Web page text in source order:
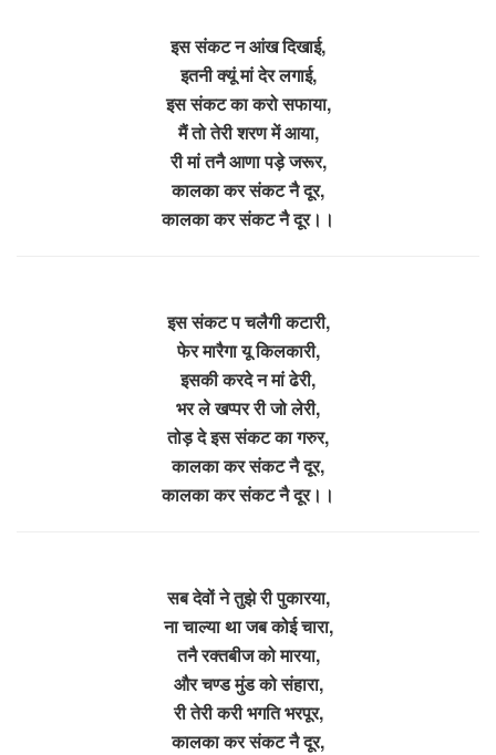
इस संकट न आंख दिखाई,
इतनी क्यूं मां देर लगाई,
इस संकट का करो सफाया,
मैं तो तेरी शरण में आया,
री मां तनै आणा पड़े जरूर,
कालका कर संकट नै दूर,
कालका कर संकट नै दूर।।
इस संकट प चलैगी कटारी,
फेर मारैगा यू किलकारी,
इसकी करदे न मां ढेरी,
भर ले खप्पर री जो लेरी,
तोड़ दे इस संकट का गरुर,
कालका कर संकट नै दूर,
कालका कर संकट नै दूर।।
सब देवों ने तुझे री पुकारया,
ना चाल्या था जब कोई चारा,
तनै रक्तबीज को मारया,
और चण्ड मुंड को संहारा,
री तेरी करी भगति भरपूर,
कालका कर संकट नै दूर,